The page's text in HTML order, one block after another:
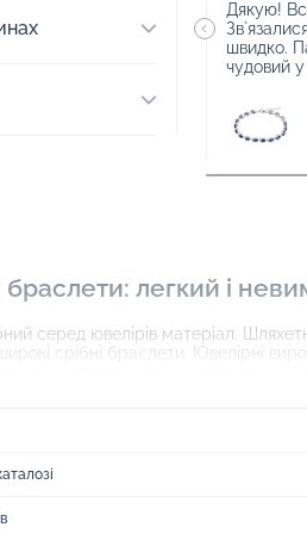
Дякую!
швидко.
чудовий
браслети: легкий і
серед ювелірів матеріал.
срібні браслети. Ювелірні
урочистого заходу — витончений
ювелірних виробів
носити прикраси можуть люди з